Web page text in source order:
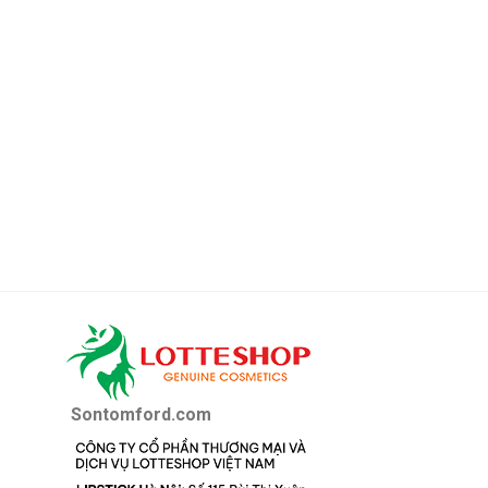
Sontomford.com